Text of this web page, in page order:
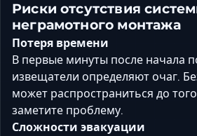
Риски отсутствия
неграмотного монтажа
Потеря времени
В первые минуты после начала
извещатели определяют очаг.
может распространиться до
заметите проблему.
Сложности эвакуации